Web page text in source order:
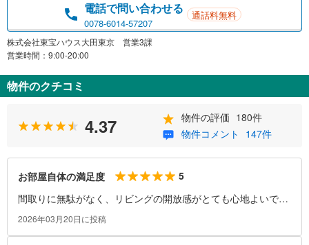
電話で問い合わせる
0078-6014-57207
通話料無料
株式会社東宝ハウス大田東京 営業3課
営業時間：9:00-20:00
物件のクチコミ
4.37 物件の評価 180件
物件コメント
147件
お部屋自体の満足度
5
間取りに無駄がなく、リビングの開放感がとても心地よいで
す。収納も十分に確保されており、日用品がすっきり収まりま
す。高層階のため眺望も良く、夜景を楽しめる
2026年03月20日に投稿